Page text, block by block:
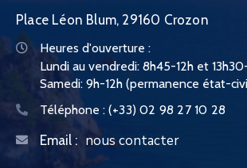
Place Léon Blum, 29160 Crozon
Heures d'ouverture :
Lundi au vendredi: 8h45-12h et
Samedi: 9h-12h (permanence état-
Téléphone : (+33) 02 98 27 10 28
Email : nous contacter